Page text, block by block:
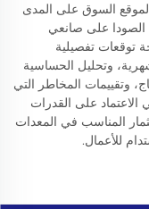
السوق على المدى
الصودا على صانعي
توقعات تفصيلية
وتحليل الحساسية
وتقييمات المخاطر التي
الاعتماد على القدرات
المناسب في المعدات
للأعمال.